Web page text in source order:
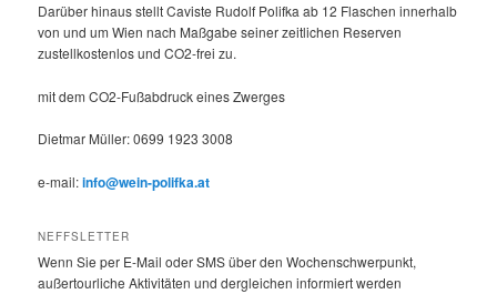
Darüber hinaus stellt Caviste Rudolf Polifka ab 12 Flaschen innerhalb
von und um Wien nach Maßgabe seiner zeitlichen Reserven
zustellkostenlos und CO2-frei zu.
mit dem CO2-Fußabdruck eines Zwerges
Dietmar Müller: 0699 1923 3008
e-mail:info@wein-polifka.at
NEFFSLETTER
Wenn Sie per E-Mail oder SMS über den Wochenschwerpunkt,
außertourliche Aktivitäten und dergleichen informiert werden